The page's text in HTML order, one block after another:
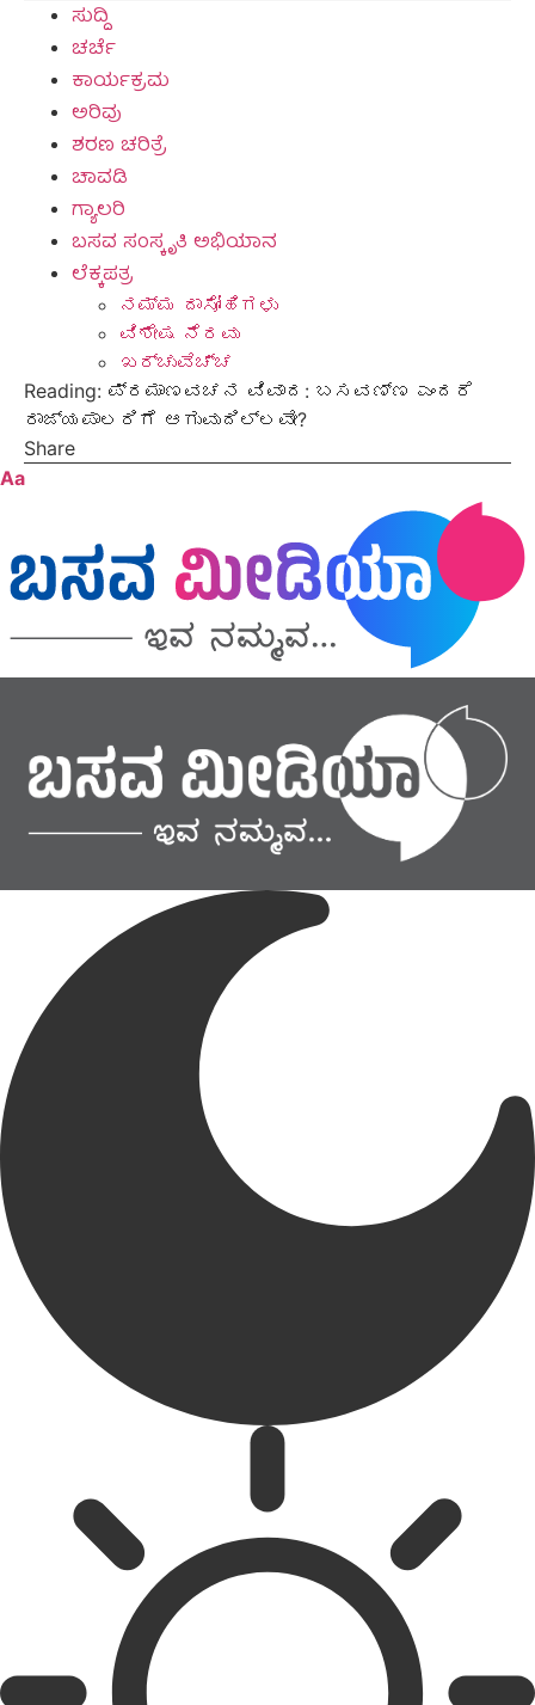
ಸುದ್ದಿ
ಚರ್ಚೆ
ಕಾರ್ಯಕ್ರಮ
ಅರಿವು
ಶರಣ ಚರಿತ್ರೆ
ಚಾವಡಿ
ಗ್ಯಾಲರಿ
ಬಸವ ಸಂಸ್ಕೃತಿ ಅಭಿಯಾನ
ಲೆಕ್ಕಪತ್ರ
ನಮ್ಮ ದಾಸೋಹಿಗಳು
ವಿಶೇಷ ನೆರವು
ಖರ್ಚುವೆಚ್ಚ
Reading: ಪ್ರಮಾಣವಚನ ವಿವಾದ: ಬಸವಣ್ಣ ಎಂದರೆ
ರಾಜ್ಯಪಾಲರಿಗೆ ಆಗುವುದಿಲ್ಲವೇ?
Share
Aa